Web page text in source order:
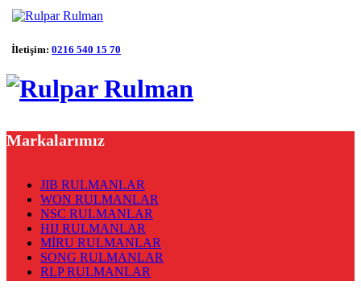
İletişim: 0216 540 15 70
Markalarımız
JIB RULMANLAR
WON RULMANLAR
NSC RULMANLAR
HIJ RULMANLAR
MİRU RULMANLAR
SONG RULMANLAR
RLP RULMANLAR